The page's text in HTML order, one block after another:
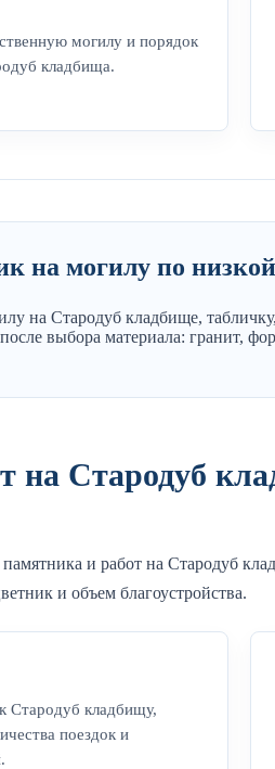
могилу и порядок
кладбища.
на могилу по
на Стародуб кладбище,
выбора материала: гранит,
на Стародуб
и работ на Стародуб
и объем благоустройства.
Стародуб кладбищу,
поездок и